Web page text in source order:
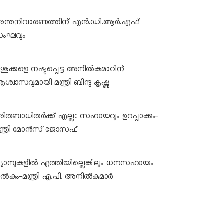
എൻ.ഡി.ആർ.എഫ്
നഷ്ടപ്പെട്ട അനിൽകുമാറിന്
മന്ത്രി ബിന്ദു കൃഷ്ണ
എല്ലാ സഹായവും ഉറപ്പാക്കും-
മോൻസ് ജോസഫ്
എത്തിയില്ലെങ്കിലും ധനസഹായം
മന്ത്രി എ.പി. അനിൽകുമാർ